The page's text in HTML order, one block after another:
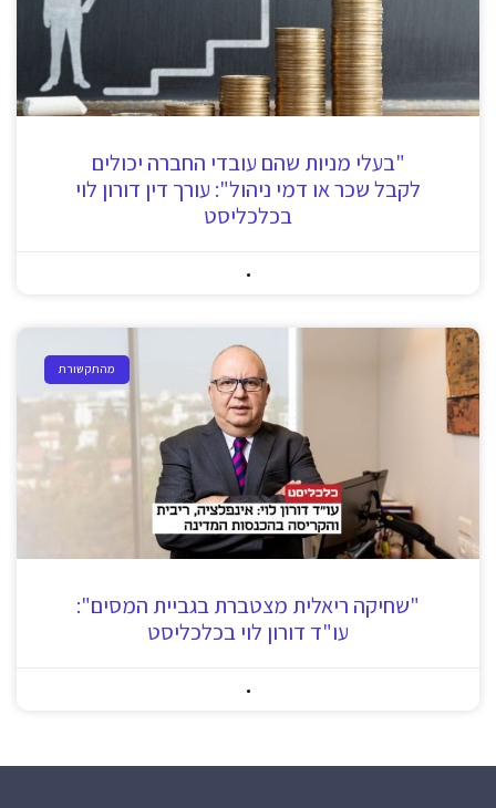
"בעלי מניות שהם עובדי החברה יכולים
לקבל שכר או דמי ניהול": עורך דין דורון לוי
בכלכליסט
מהתקשורת
"שחיקה ריאלית מצטברת בגביית המסים":
עו"ד דורון לוי בכלכליסט